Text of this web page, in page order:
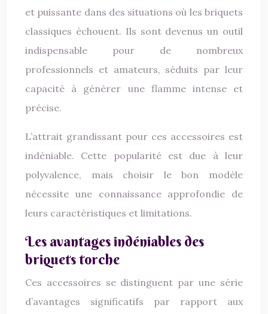
et puissante dans des situations où les briquets
classiques échouent. Ils sont devenus un outil
indispensable pour de nombreux
professionnels et amateurs, séduits par leur
capacité à générer une flamme intense et
précise.
L’attrait grandissant pour ces accessoires est
indéniable. Cette popularité est due à leur
polyvalence, mais choisir le bon modèle
nécessite une connaissance approfondie de
leurs caractéristiques et limitations.
Les avantages indéniables des
briquets torche
Ces accessoires se distinguent par une série
d’avantages significatifs par rapport aux